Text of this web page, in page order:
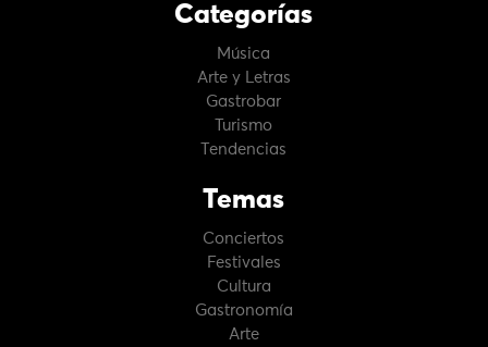
Categorías
Música
Arte y Letras
Gastrobar
Turismo
Tendencias
Temas
Conciertos
Festivales
Cultura
Gastronomía
Arte